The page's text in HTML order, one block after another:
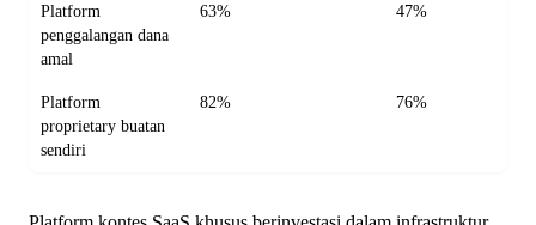
Platform
penggalangan dana
amal
63% 47%
Platform
proprietary buatan
sendiri
82% 76%